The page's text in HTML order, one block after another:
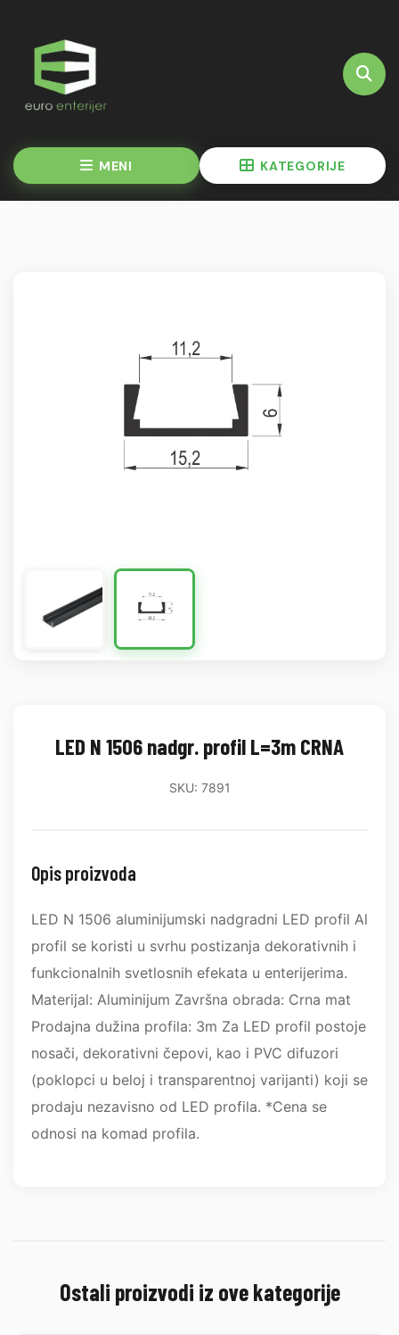
MENI KATEGORIJE
LED N 1506 nadgr. profil L=3m CRNA
SKU: 7891
Opis proizvoda
LED N 1506 aluminijumski nadgradni LED profil Al
profil se koristi u svrhu postizanja dekorativnih i
funkcionalnih svetlosnih efekata u enterijerima.
Materijal: Aluminijum Završna obrada: Crna mat
Prodajna dužina profila: 3m Za LED profil postoje
nosači, dekorativni čepovi, kao i PVC difuzori
(poklopci u beloj i transparentnoj varijanti) koji se
prodaju nezavisno od LED profila. *Cena se
odnosi na komad profila.
Ostali proizvodi iz ove kategorije